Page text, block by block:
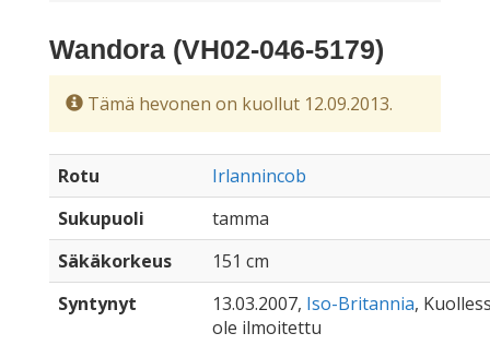
Wandora (VH02-046-5179)
Tämä hevonen on kuollut 12.09.2013.
Rotu
Irlannincob
Sukupuoli
tamma
Säkäkorkeus
151 cm
Syntynyt
13.03.2007, Iso-Britannia,
ole ilmoitettu